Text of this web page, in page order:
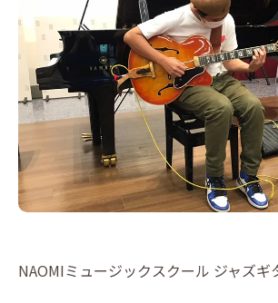
NAOMIミュージックスクール ジャズギ